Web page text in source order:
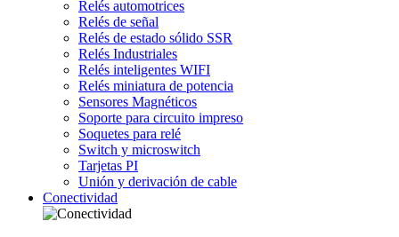
Relés automotrices
Relés de señal
Relés de estado sólido SSR
Relés Industriales
Relés inteligentes WIFI
Relés miniatura de potencia
Sensores Magnéticos
Soporte para circuito impreso
Soquetes para relé
Switch y microswitch
Tarjetas PI
Unión y derivación de cable
Conectividad